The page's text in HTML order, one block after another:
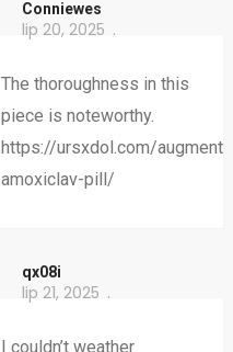
Conniewes
lip 20, 2025
The thoroughness in this
piece is noteworthy.
https://ursxdol.com/augmentin-
amoxiclav-pill/
qx08i
lip 21, 2025
I couldn’t weather